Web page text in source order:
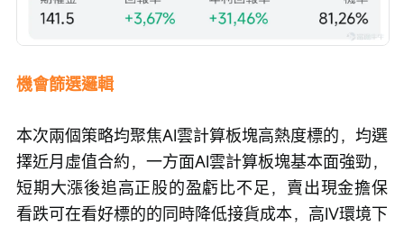
機會篩選邏輯
本次兩個策略均聚焦AI雲計算板塊高熱度標的，均選
擇近月虛值合約，一方面AI雲計算板塊基本面強勁，
短期大漲後追高正股的盈虧比不足，賣出現金擔保
看跌可在看好標的的同時降低接貨成本，高IV環境下